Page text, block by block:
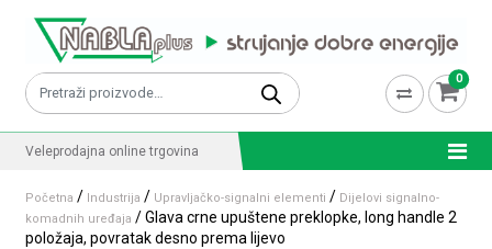
Pretraži: 0
Veleprodajna online trgovina
Početna / Industrija / Upravljačko-signalni elementi / Dijelovi signalno-
komadnih uređaja / Glava crne upuštene preklopke, long handle 2
položaja, povratak desno prema lijevo